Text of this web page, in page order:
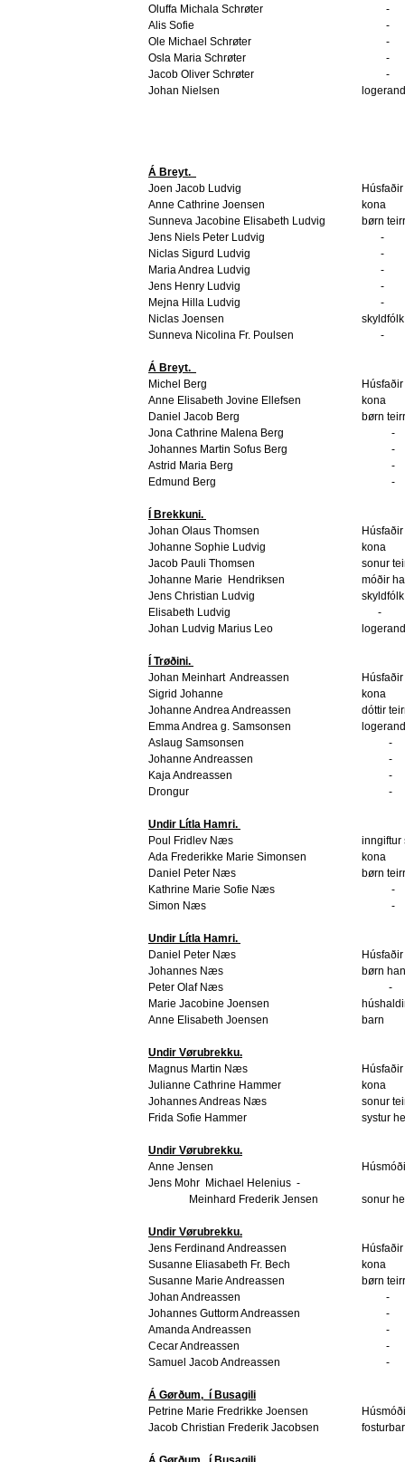
Oluffa Michala Schrøter
-
Alis Sofie
-
Ole Michael Schrøter
-
Osla Maria Schrøter
-
Jacob Oliver Schrøter
-
Johan Nielsen
Á Breyt.
Joen Jacob Ludvig
Húsfaðir
Anne Cathrine Joensen
kona
Sunneva Jacobine Elisabeth Ludvig
børn
Jens Niels Peter Ludvig
-
Niclas Sigurd Ludvig
-
Maria Andrea Ludvig
-
Jens Henry Ludvig
-
Mejna Hilla Ludvig
-
Niclas Joensen
skyldfólk
Sunneva Nicolina Fr. Poulsen
-
Á Breyt.
Michel Berg
Húsfaðir
Anne Elisabeth Jovine Ellefsen
kona
Daniel Jacob Berg
børn
Jona Cathrine Malena Berg
-
Johannes Martin Sofus Berg
-
Astrid Maria Berg
-
Edmund Berg
-
Í Brekkuni.
Johan Olaus Thomsen
Húsfaðir
Johanne Sophie Ludvig
kona
Jacob Pauli Thomsen
sonur
Johanne Marie Hendriksen
móðir
Jens Christian Ludvig
skyldfólk
Elisabeth Ludvig
-
Johan Ludvig Marius Leo
Í Trøðini.
Johan Meinhart Andreassen
Húsfaðir
Sigrid Johanne
kona
Johanne Andrea Andreassen
dóttir
Emma Andrea g. Samsonsen
Aslaug Samsonsen
-
Johanne Andreassen
-
Kaja Andreassen
-
Drongur
-
Undir Lítla Hamri.
Poul Fridlev Næs
inngiftur
Ada Frederikke Marie Simonsen
kona
Daniel Peter Næs
børn
Kathrine Marie Sofie Næs
-
Simon Næs
-
Undir Lítla Hamri.
Daniel Peter Næs
Húsfaðir
Johannes Næs
børn
Peter Olaf Næs
-
Marie Jacobine Joensen
Anne Elisabeth Joensen
barn
Undir Vørubrekku.
Magnus Martin Næs
Húsfaðir
Julianne Cathrine Hammer
kona
Johannes Andreas Næs
sonur
Frida Sofie Hammer
systur
Undir Vørubrekku.
Anne Jensen
Jens Mohr Michael Helenius -
Meinhard Frederik Jensen
sonur
Undir Vørubrekku.
Jens Ferdinand Andreassen
Húsfaðir
Susanne Eliasabeth Fr. Bech
kona
Susanne Marie Andreassen
børn
Johan Andreassen
-
Johannes Guttorm Andreassen
-
Amanda Andreassen
-
Cecar Andreassen
-
Samuel Jacob Andreassen
-
Á Gørðum, í Busagili
Petrine Marie Fredrikke Joensen
Jacob Christian Frederik Jacobsen